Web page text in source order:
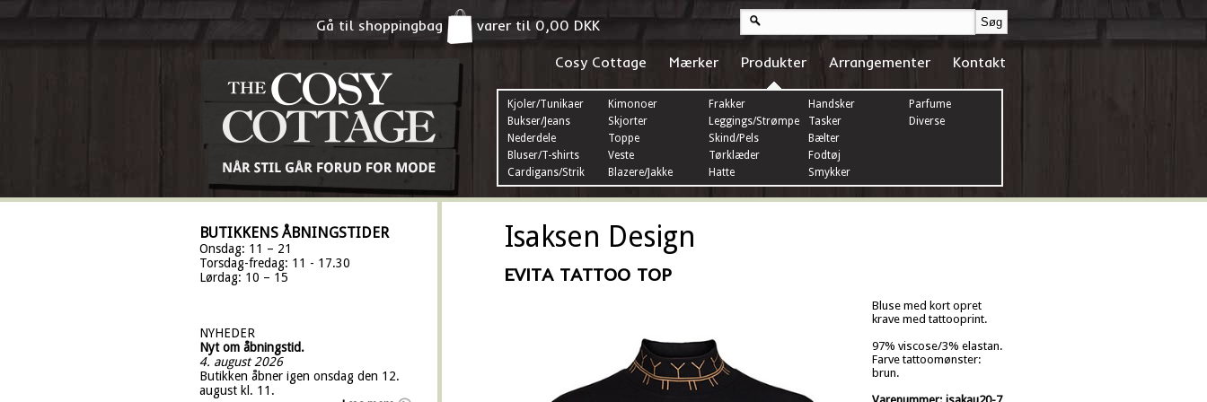
Gå til shoppingbag varer til0,00 DKK
Cosy Cottage Mærker Produkter
Kjoler/Tunikaer
Bukser/Jeans
Nederdele
Bluser/T-shirts
Cardigans/Strik
Kimonoer
Skjorter
Toppe
Veste
Blazere/Jakke
Frakker
Leggings/Strømper
Skind/Pels
Tørklæder
Hatte
Handsker
Tasker
Bælter
Fodtøj
Smykker
Parfume
Diverse
Arrangementer Kontakt
BUTIKKENS ÅBNINGSTIDER
Onsdag: 11 – 21
Torsdag-fredag: 11 - 17.30
Lørdag: 10 – 15
NYHEDER
Nyt om åbningstid.
4. august 2026
Butikken åbner igen onsdag den 12.
august kl. 11.
Isaksen Design
EVITA TATTOO TOP
Bluse med kort opret
krave med tattooprint.
97% viscose/3% elastan.
Farve tattoomønster:
brun.